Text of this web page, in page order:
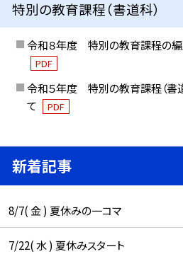
特別の教育課程（書道科）
令和８年度 特別の教育課程の
PDF
令和５年度 特別の教育課程（書
て
PDF
新着記事
8/7( 金 ) 夏休みの一コマ
7/22( 水 ) 夏休みスタート